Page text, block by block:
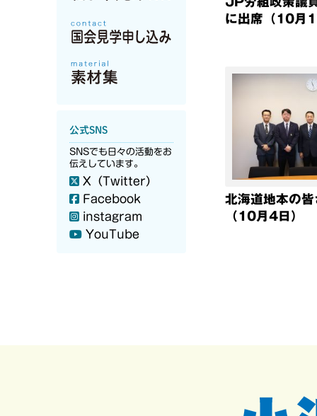
公式SNS
SNSでも日々の活動をお
伝えしています。
X（Twitter）
Facebook
instagram
YouTube
に出席（10月
北海道地本の
（10月4日）